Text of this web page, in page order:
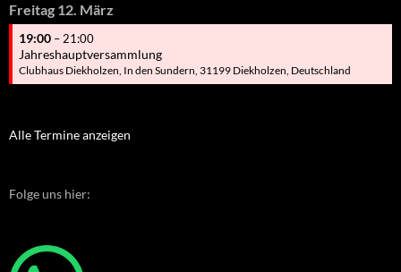
Freitag 12. März
19:00 – 21:00
Jahreshauptversammlung
Clubhaus Diekholzen, In den Sundern, 31199 Diekholzen, Deutschland
Alle Termine anzeigen
Folge uns hier: